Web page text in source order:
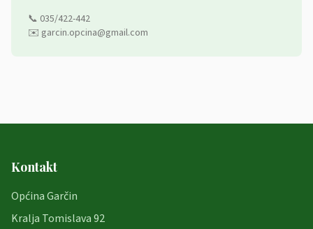
📞 035/422-442
✉️ garcin.opcina@gmail.com
Kontakt
Općina Garčin
Kralja Tomislava 92